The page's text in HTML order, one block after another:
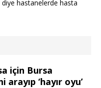
diye hastanelerde hasta
için Bursa
‘hayır oyu’